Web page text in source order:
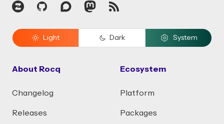
Zulip GitHubDiscourseMastodon
RSS
Light Dark System
About Rocq
Changelog
Releases
Ecosystem
Platform
Packages